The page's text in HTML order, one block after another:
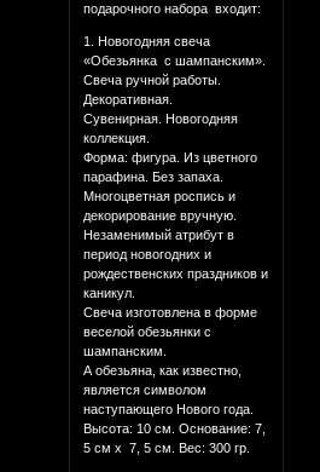
подарочного набора входит:
1. Новогодняя свеча
«Обезьянка с шампанским».
Свеча ручной работы.
Декоративная.
Сувенирная. Новогодняя
коллекция.
Форма: фигура. Из цветного
парафина. Без запаха.
Многоцветная роспись и
декорирование вручную.
Незаменимый атрибут в
период новогодних и
рождественских праздников и
каникул.
Свеча изготовлена в форме
веселой обезьянки с
шампанским.
А обезьяна, как известно,
является символом
наступающего Нового года.
Высота: 10 см. Основание: 7,
5 см x 7, 5 см. Вес: 300 гр.